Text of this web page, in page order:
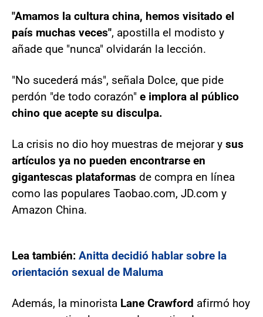
"Amamos la cultura china, hemos visitado el
país muchas veces", apostilla el modisto y
añade que "nunca" olvidarán la lección.
"No sucederá más", señala Dolce, que pide
perdón "de todo corazón" e implora al público
chino que acepte su disculpa.
La crisis no dio hoy muestras de mejorar y sus
artículos ya no pueden encontrarse en
gigantescas plataformas de compra en línea
como las populares Taobao.com, JD.com y
Amazon China.
Lea también: Anitta decidió hablar sobre la
orientación sexual de Maluma
Además, la minorista Lane Crawford afirmó hoy